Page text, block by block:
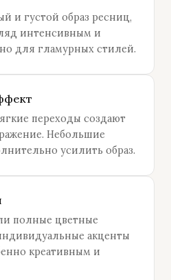
и густой образ ресниц,
интенсивным и
для гламурных стилей.
переходы создают
Небольшие
усилить образ.
полные цветные
акценты
креативным и